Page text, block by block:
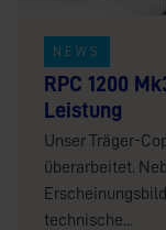
NEWS
RPC 1200
Leistung
Unser Träger-
überarbeitet.
technische...